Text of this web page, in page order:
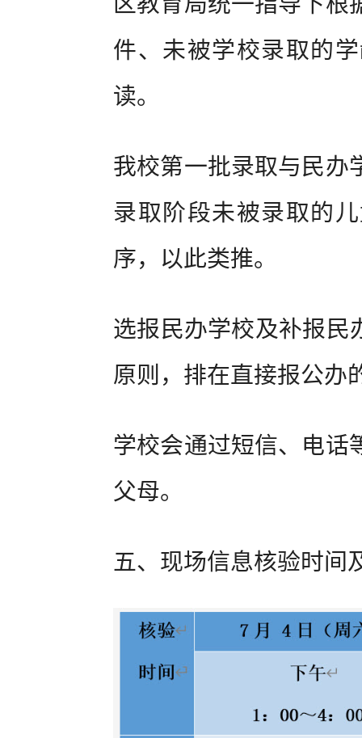
件、未被学校录取的
读。
我校第一批录取与民办
录取阶段未被录取的
序，以此类推。
选报民办学校及补报民
原则，排在直接报公办
学校会通过短信、电话
父母。
五、现场信息核验时间